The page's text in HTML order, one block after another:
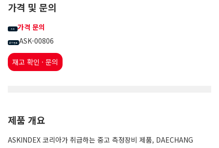
가격 및 문의
가격 가격 문의
문의 번호 ASK-00806
재고 확인 · 문의
제품 개요
ASKINDEX 코리아가 취급하는 중고 측정장비 제품, DAECHANG